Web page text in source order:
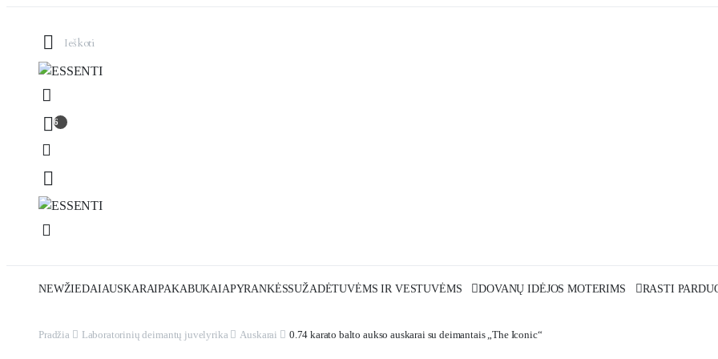
6
NEWŽIEDAIAUSKARAIPAKABUKAIAPYRANKĖSSUŽADĖTUVĖMS IR VESTUVĖMS DOVANŲ IDĖJOS MOTERIMS RASTI
Pradžia Laboratorinių deimantų juvelyrika Auskarai 0.74 karato balto aukso auskarai su deimantais „The Iconic“